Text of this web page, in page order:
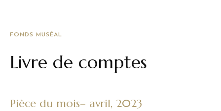
FONDS MUSÉAL
Livre de comptes
Pièce du mois– avril, 2023